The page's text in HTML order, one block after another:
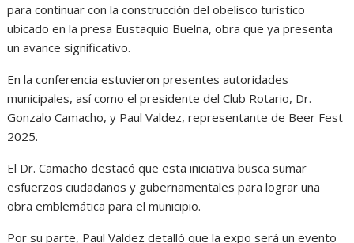
para continuar con la construcción del obelisco turístico
ubicado en la presa Eustaquio Buelna, obra que ya presenta
un avance significativo.
En la conferencia estuvieron presentes autoridades
municipales, así como el presidente del Club Rotario, Dr.
Gonzalo Camacho, y Paul Valdez, representante de Beer Fest
2025.
El Dr. Camacho destacó que esta iniciativa busca sumar
esfuerzos ciudadanos y gubernamentales para lograr una
obra emblemática para el municipio.
Por su parte, Paul Valdez detalló que la expo será un evento